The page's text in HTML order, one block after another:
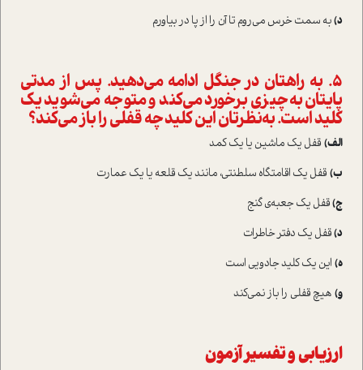
د)به سمت خرس می‌روم تا آن را از پا در بیاورم
۵. به راهتان در جنگل ادامه می‌دهید. پس از مدتی
پایتان به چیزی برخورد می‌کند و متوجه می‌شوید یک
کلید است. به‌نظرتان این کلید چه قفلی را باز می‌کند؟
الف) قفل یک ماشین یا یک کمد
ب) قفل یک اقامتگاه سلطنتی، مانند یک قلعه یا یک عمارت
ج)قفل یک جعبه‌ی گنج
د)قفل یک دفتر خاطرات
ه) این یک کلید جادویی است
و) هیچ قفلی را باز نمی‌کند
ارزیابی و تفسیر آزمون